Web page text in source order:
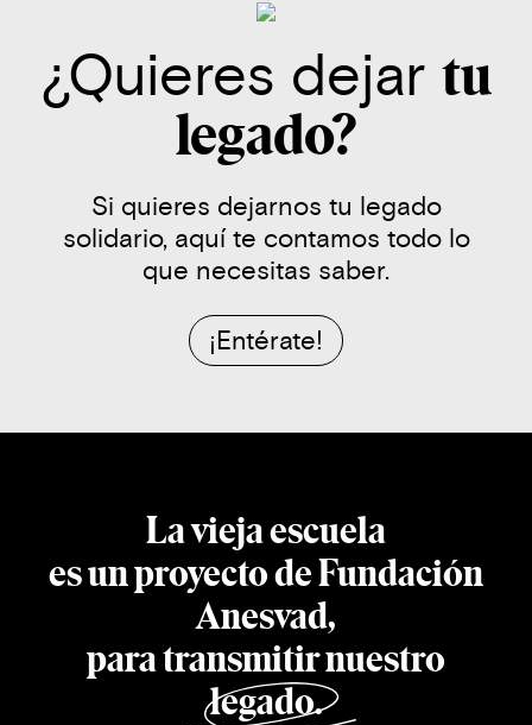
¿Quieres dejar tu
legado?
Si quieres dejarnos tu legado
solidario, aquí te contamos todo lo
que necesitas saber.
¡Entérate!
La vieja escuela
es un proyecto de Fundación
Anesvad,
para transmitir nuestro
legado.